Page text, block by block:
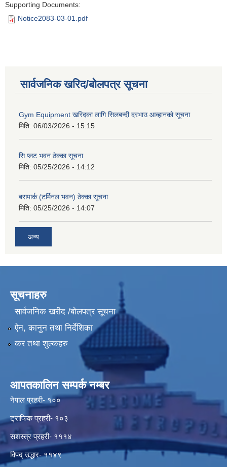
Supporting Documents:
Notice2083-03-01.pdf
सार्वजनिक खरिद/बोलपत्र सूचना
Gym Equipment खरिदका लागि सिलबन्दी दरभाउ आव्हानको सूचना
मिति: 06/03/2026 - 15:15
सि प्लट भवन ठेक्का सूचना
मिति: 05/25/2026 - 14:12
बसपार्क (टर्मिनल भवन) ठेक्का सूचना
मिति: 05/25/2026 - 14:07
अन्य
सूचनाहरु
सार्वजनिक खरीद /बोलपत्र सूचना
ऐन, कानुन तथा निर्देशिका
कर तथा शुल्कहरु
आपतकालिन सम्पर्क नम्बर
नेपाल प्रहरी- १००
ट्राफिक प्रहरी- १०३
सशस्त्र प्रहरी- १११४
विपद् उद्धार- ११४९